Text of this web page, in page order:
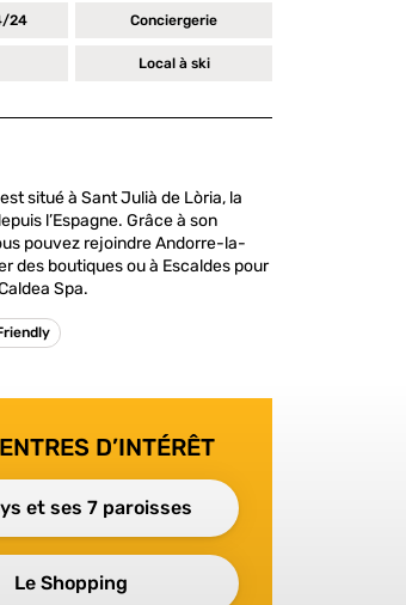
24 Conciergerie
Local à ski
situé à Sant Julià de Lòria, la
l’Espagne. Grâce à son
pouvez rejoindre Andorre-la-
des boutiques ou à Escaldes pour
Spa.
D’INTÉRÊT
et ses 7 paroisses
Le Shopping